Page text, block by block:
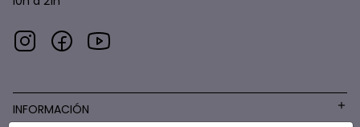
INFORMACIÓN